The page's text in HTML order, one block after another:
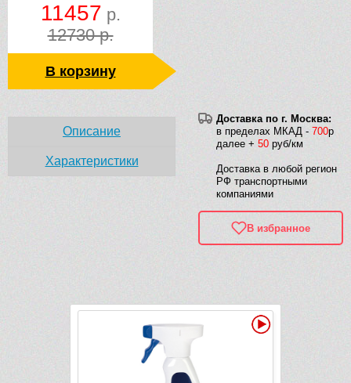
11457 р.
12730 р.
В корзину
Доставка по г. Москва:
в пределах МКАД - 700р
далее + 50 руб/км
Доставка в любой регион
РФ транспортными
компаниями
В избранное
Описание
Характеристики